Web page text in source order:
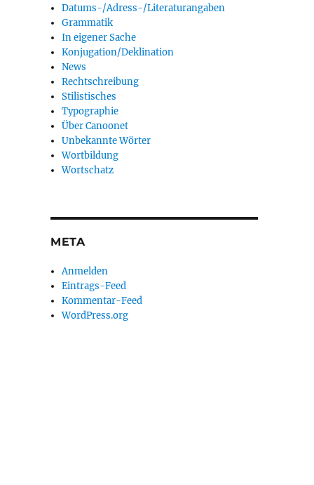
Datums-/Adress-/Literaturangaben
Grammatik
In eigener Sache
Konjugation/Deklination
News
Rechtschreibung
Stilistisches
Typographie
Über Canoonet
Unbekannte Wörter
Wortbildung
Wortschatz
META
Anmelden
Eintrags-Feed
Kommentar-Feed
WordPress.org